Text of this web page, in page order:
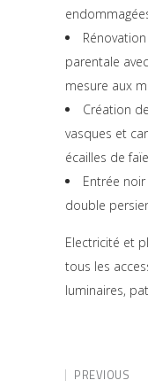
parentale
mesure aux
Création
vasques et
écailles de
Entrée
double
Electricité et
tous les
luminaires,
PREVIOUS